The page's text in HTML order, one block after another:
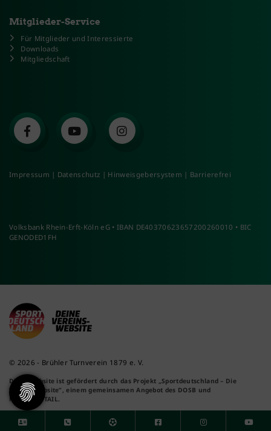
Mitglieder-Service
Für Mitglieder und Interessierte
Downloads
Mitgliedschaft
Impressum | Datenschutz | Hinweisgebersystem | Barrierefrei
Volksbank Rhein-Erft-Köln eG • IBAN DE40370623657200260010 • BIC
GENODED1FH
© 2026 - Brühler Turnverein 1879 e. V.
Diese Website ist gefördert durch das Projekt „Sportdeutschland – Die
Vereinswebsite” , einem gemeinsamen Angebot des DOSB und
NETZCOCKTAIL.